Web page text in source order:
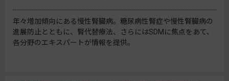
年々増加傾向にある慢性腎臓病。糖尿病性腎症や慢性腎臓病の
進展防止とともに、腎代替療法、さらにはSDMに焦点をあて、
各分野のエキスパートが情報を提供。